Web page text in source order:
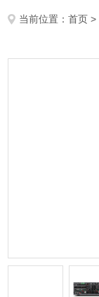
当前位置：首页 >